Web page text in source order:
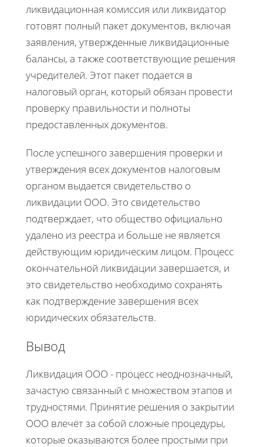
ликвидационная комиссия или ликвидатор
готовят полный пакет документов, включая
заявления, утвержденные ликвидационные
балансы, а также соответствующие решения
учредителей. Этот пакет подается в
налоговый орган, который обязан провести
проверку правильности и полноты
предоставленных документов.
После успешного завершения проверки и
утверждения всех документов налоговым
органом выдается свидетельство о
ликвидации ООО. Это свидетельство
подтверждает, что общество официально
удалено из реестра и больше не является
действующим юридическим лицом. Процесс
окончательной ликвидации завершается, и
это свидетельство необходимо сохранять
как подтверждение завершения всех
юридических обязательств.
Вывод
Ликвидация ООО - процесс неоднозначный,
зачастую связанный с множеством этапов и
трудностями. Принятие решения о закрытии
ООО влечёт за собой сложные процедуры,
которые оказываются более простыми при